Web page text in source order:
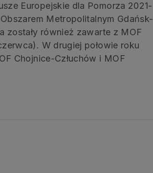
Europejskie dla Pomorza 2021-
Metropolitalnym Gdańsk-
zostały również zawarte z MOF
W drugiej połowie roku
Chojnice-Człuchów i MOF